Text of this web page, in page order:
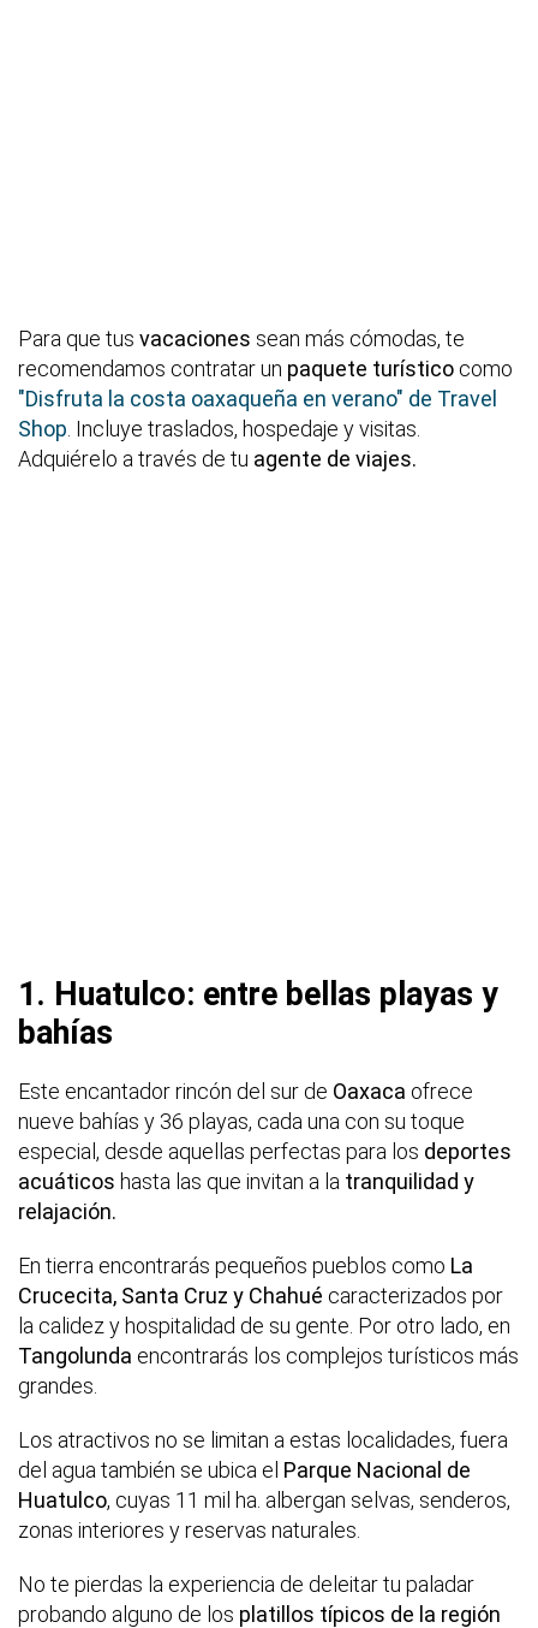
Para que tus vacaciones sean más cómodas, te
recomendamos contratar un paquete turístico como
"Disfruta la costa oaxaqueña en verano" de Travel
Shop . Incluye traslados, hospedaje y visitas.
Adquiérelo a través de tu agente de viajes.
1. Huatulco: entre bellas playas y
bahías
Este encantador rincón del sur de Oaxaca ofrece
nueve bahías y 36 playas, cada una con su toque
especial, desde aquellas perfectas para los deportes
acuáticos hasta las que invitan a la tranquilidad y
relajación.
En tierra encontrarás pequeños pueblos como La
Crucecita, Santa Cruz y Chahué caracterizados por
la calidez y hospitalidad de su gente. Por otro lado, en
Tangolunda encontrarás los complejos turísticos más
grandes.
Los atractivos no se limitan a estas localidades, fuera
del agua también se ubica el Parque Nacional de
Huatulco, cuyas 11 mil ha. albergan selvas, senderos,
zonas interiores y reservas naturales.
No te pierdas la experiencia de deleitar tu paladar
probando alguno de los platillos típicos de la región